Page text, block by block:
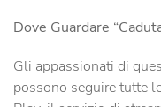
Dove Guardare
Gli appassionati di
possono seguire tutte